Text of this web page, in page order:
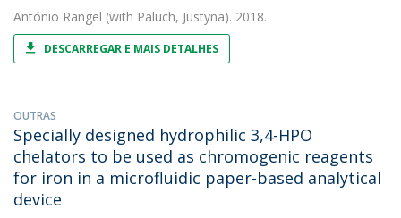
António Rangel (with Paluch, Justyna). 2018.
DESCARREGAR E MAIS DETALHES
OUTRAS
Specially designed hydrophilic 3,4-HPO
chelators to be used as chromogenic reagents
for iron in a microfluidic paper-based analytical
device